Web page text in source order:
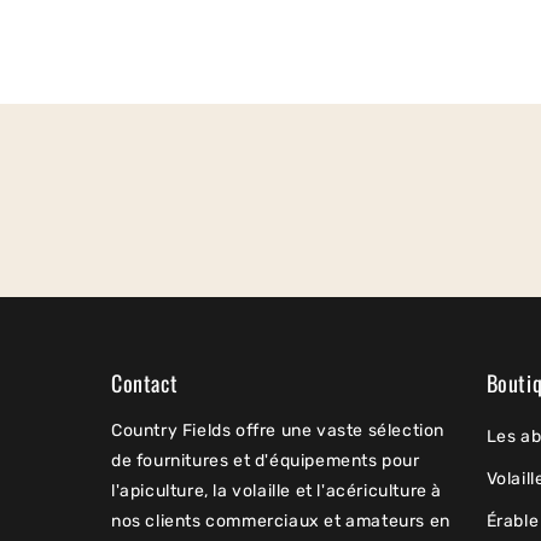
Contact
Country Fields offre une vaste sélection
de fournitures et d'équipements pour
l'apiculture, la volaille et l'acériculture à
nos clients commerciaux et amateurs en
Les
Érable